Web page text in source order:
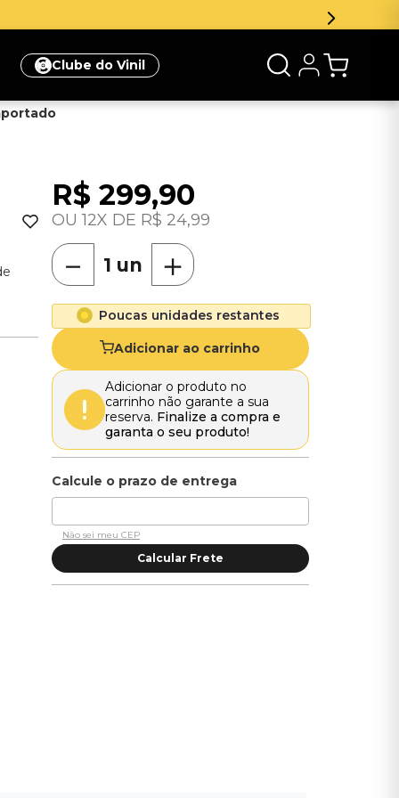
Clube do Vinil
R$ 299,90
12 R$ 24,99
＋
－
Poucas unidades restantes
Adicionar ao carrinho
Adicionar o produto no
carrinho não garante a sua
reserva. Finalize a compra e
garanta o seu produto!
Não sei meu CEP